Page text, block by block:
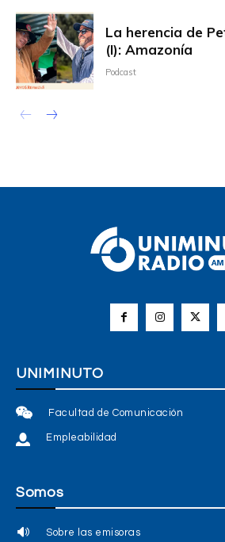
La herencia de
(I): Amazonía
Podcast
UNIMINUTO
Facultad de Comunicación
Empleabilidad
Somos
Sobre las emisoras